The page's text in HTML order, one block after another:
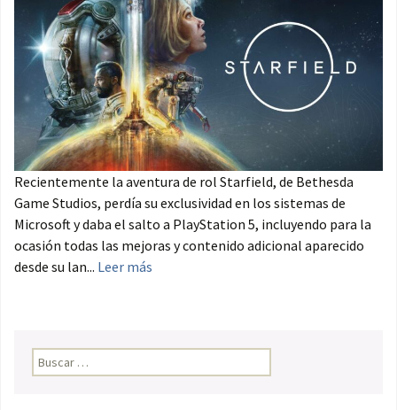
Recientemente la aventura de rol Starfield, de Bethesda
Game Studios, perdía su exclusividad en los sistemas de
Microsoft y daba el salto a PlayStation 5, incluyendo para la
ocasión todas las mejoras y contenido adicional aparecido
desde su lan... Leer más
Buscar: